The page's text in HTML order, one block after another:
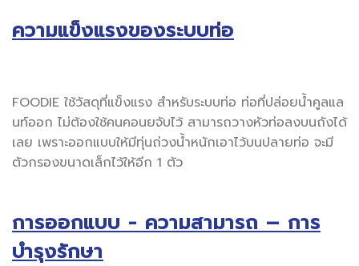
ความแข็งแรงของระบบท่อ
FOODIE ใช้วัสดุที่แข็งแรง สำหรับระบบท่อ ท่อที่ปล่อยน้ำคูลแล
นท์ออก ไม่ต้องใช้คนคอนยจับไว้ สามารถวางหัวท่อลงบนถังได้
เลย เพราะออกแบบให้มีทุ่นถ่วงน้ำหนักเอาไว้บนปลายท่อ จะมี
ตัวกรองขนาดเล็กไว้ให้อีก 1 ตัว
การออกแบบ - ความสามารถ – การ
บำรุงรักษา